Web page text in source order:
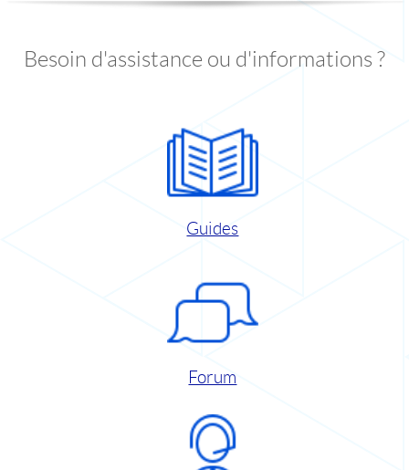
Besoin d'assistance ou d'informations ?
Guides
Forum